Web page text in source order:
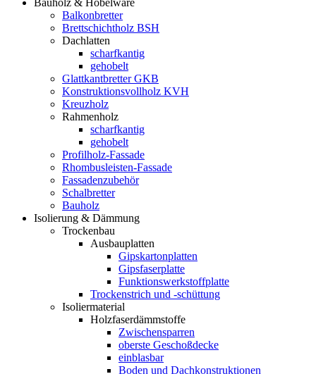
Balkonbretter
Brettschichtholz BSH
Dachlatten
scharfkantig
gehobelt
Glattkantbretter GKB
Konstruktionsvollholz KVH
Kreuzholz
Rahmenholz
scharfkantig
gehobelt
Profilholz-Fassade
Rhombusleisten-Fassade
Fassadenzubehör
Schalbretter
Bauholz
Isolierung & Dämmung
Trockenbau
Ausbauplatten
Gipskartonplatten
Gipsfaserplatte
Funktionswerkstoffplatte
Trockenstrich und -schüttung
Isoliermaterial
Holzfaserdämmstoffe
Zwischensparren
oberste Geschoßdecke
einblasbar
Boden und Dachkonstruktionen